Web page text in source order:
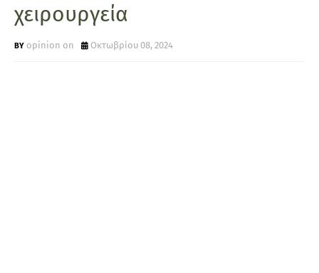
χειρουργεία
opinion on Οκτωβρίου 08, 2024